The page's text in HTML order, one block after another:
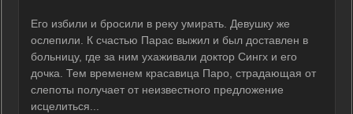
Его избили и бросили в реку умирать. Девушку же
ослепили. К счастью Парас выжил и был доставлен в
больницу, где за ним ухаживали доктор Сингх и его
дочка. Тем временем красавица Паро, страдающая от
слепоты получает от неизвестного предложение
исцелиться...